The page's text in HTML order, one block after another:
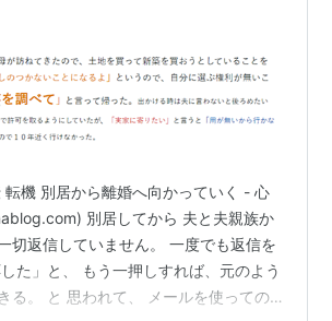
転機 別居から離婚へ向かっていく - 心
別居してから 夫と夫親族か
切返信していません。 一度でも返信を
た」と、 もう一押しすれば、元のよう
る。 と 思われて、 メールを使っての